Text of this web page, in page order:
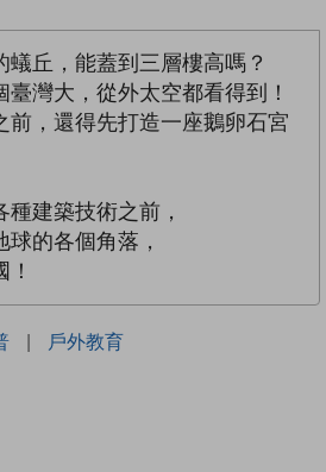
丘，能蓋到三層樓高嗎？
灣大，從外太空都看得到！
前，還得先打造一座鵝卵石宮
建築技術之前，
的各個角落，
| 戶外教育